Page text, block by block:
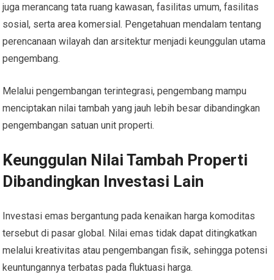
juga merancang tata ruang kawasan, fasilitas umum, fasilitas
sosial, serta area komersial. Pengetahuan mendalam tentang
perencanaan wilayah dan arsitektur menjadi keunggulan utama
pengembang.
Melalui pengembangan terintegrasi, pengembang mampu
menciptakan nilai tambah yang jauh lebih besar dibandingkan
pengembangan satuan unit properti.
Keunggulan Nilai Tambah Properti
Dibandingkan Investasi Lain
Investasi emas bergantung pada kenaikan harga komoditas
tersebut di pasar global. Nilai emas tidak dapat ditingkatkan
melalui kreativitas atau pengembangan fisik, sehingga potensi
keuntungannya terbatas pada fluktuasi harga.